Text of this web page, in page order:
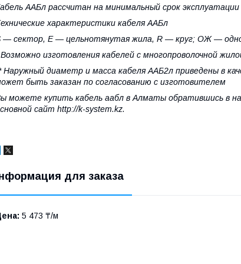
ААБл рассчитан на минимальный срок
характеристики кабеля ААБл
— сектор, E — цельнотянутая жила, R — круг; ОЖ —
Возможно изготовления кабелей с многопроволочной
Наружный диаметр и масса кабеля ААБ2л приведены в
быть заказан по согласованию с изготовителем
можете купить кабель аабл в Алматы обратившись в
сайт http://k-system.kz.
для заказа
5 473 ₸/м